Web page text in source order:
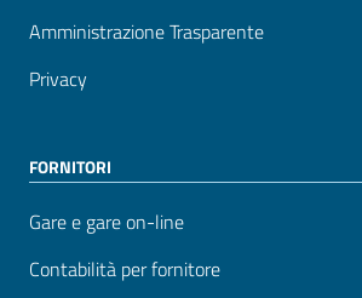
Amministrazione Trasparente
Privacy
FORNITORI
Gare e gare on-line
Contabilità per fornitore